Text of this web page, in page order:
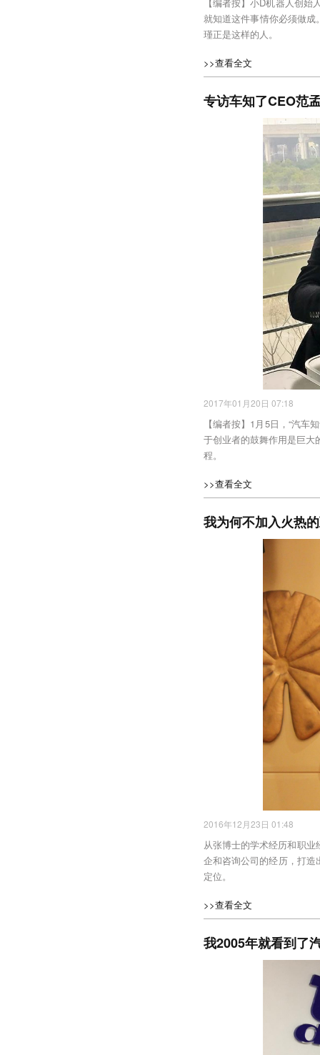
就知道这件事情你必须做成
瑾正是这样的人。
>>查看全文
专访车知了CEO范
2017年01月20日 07:18
【编者按】1月5日，“汽
于创业者的鼓舞作用是巨
程。
>>查看全文
我为何不加入火热
2016年12月23日 01:48
从张博士的学术经历和职
企和咨询公司的经历，打
定位。
>>查看全文
我2005年就看到了